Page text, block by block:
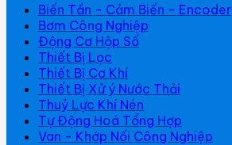
Biến Tần - Cảm Biến - Encoder
Bơm Công Nghiệp
Động Cơ Hộp Số
Thiết Bị Lọc
Thiết Bị Cơ Khí
Thiết Bị Xử ý Nước Thải
Thuỷ Lực Khí Nén
Tự Động Hoá Tổng Hợp
Van - Khớp Nối Công Nghiệp